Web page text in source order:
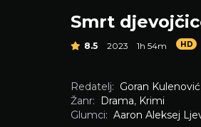
Smrt
8.5 2023 1h 54m HD
Redatelj: Goran Kulenović
Žanr:
Drama, Krimi
Glumci: Aaron Aleksej